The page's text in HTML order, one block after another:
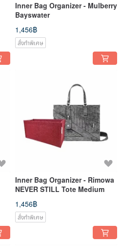
Inner Bag Organizer - Mulberry
Bayswater
1,456฿
สั่งทำพิเศษ
Inner Bag Organizer - Rimowa
NEVER STILL Tote Medium
1,456฿
สั่งทำพิเศษ